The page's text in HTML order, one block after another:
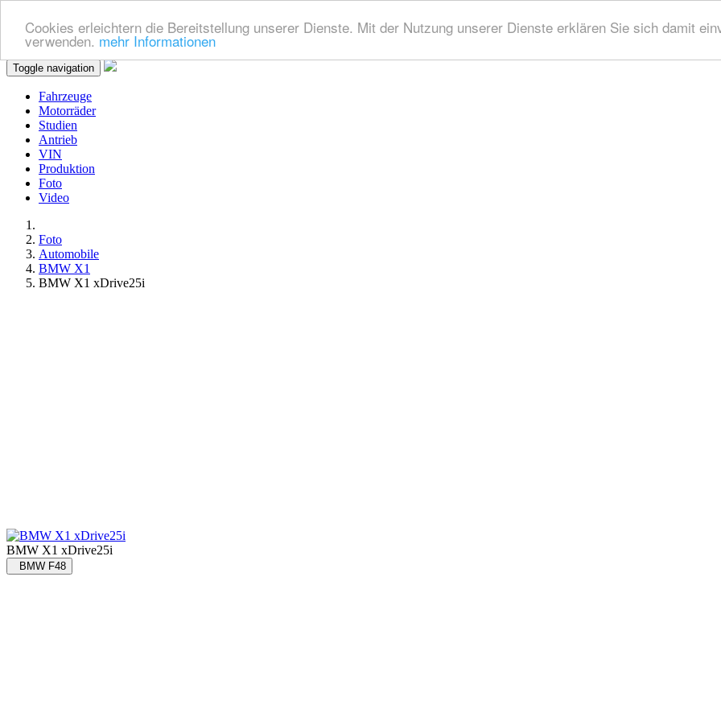
Cookies erleichtern die Bereitstellung unserer Dienste. Mit der Nutzung unserer Dienste erklären Sie sich damit
verwenden. mehr Informationen
Toggle navigation
Fahrzeuge
Motorräder
Studien
Antrieb
VIN
Produktion
Foto
Video
Foto
Automobile
BMW X1
BMW X1 xDrive25i
BMW X1 xDrive25i
BMW F48